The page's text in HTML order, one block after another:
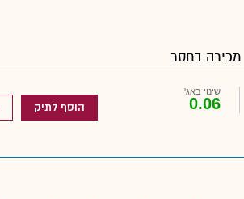
מכירה בחסר
שינוי באג'
0.06 הוסף לתיק